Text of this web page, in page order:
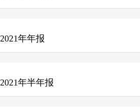
2021年年报
2021年半年报